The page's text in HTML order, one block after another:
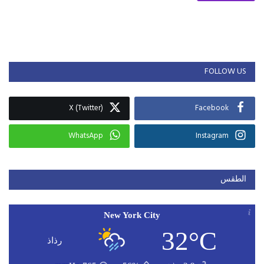
FOLLOW US
Facebook
X (Twitter)
Instagram
WhatsApp
الطقس
New York City
32°C رذاذ